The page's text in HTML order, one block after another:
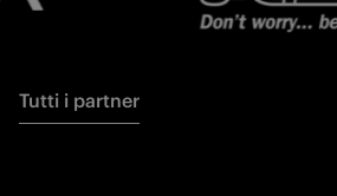
Tutti i partner